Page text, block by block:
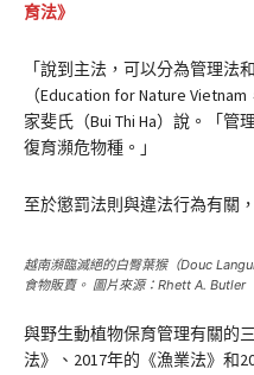
育法》
「說到主法，可以分為管理法
（Education for Nature
家斐氏（Bui Thi Ha）說。「管
復育瀕危物種。」
至於懲罰法則與違法行為有關
越南瀕臨滅絕的白臀葉猴（Douc
食物販賣。 圖片來源：Rhett A. Butler
與野生動植物保育管理有關的
法》、2017年的《漁業法》和